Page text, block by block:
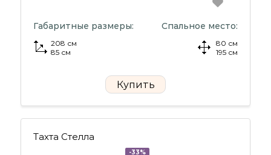
Габаритные размеры:
208 см
85 см
Спальное место:
80 см
195 см
Купить
Тахта Стелла
-33%